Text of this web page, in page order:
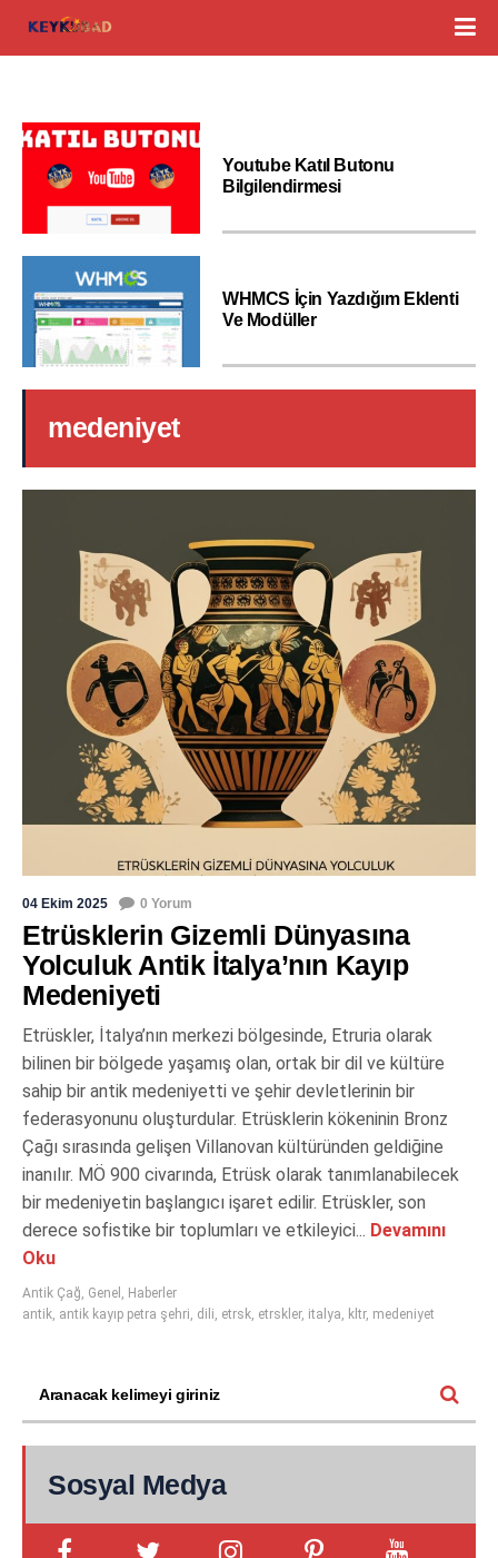
Youtube Katıl Butonu
Bilgilendirmesi
WHMCS İçin Yazdığım Eklenti
Ve Modüller
medeniyet
04 Ekim 2025 0 Yorum
Etrüsklerin Gizemli Dünyasına
Yolculuk Antik İtalya’nın Kayıp
Medeniyeti
Etrüskler, İtalya’nın merkezi bölgesinde, Etruria olarak
bilinen bir bölgede yaşamış olan, ortak bir dil ve kültüre
sahip bir antik medeniyetti ve şehir devletlerinin bir
federasyonunu oluşturdular. Etrüsklerin kökeninin Bronz
Çağı sırasında gelişen Villanovan kültüründen geldiğine
inanılır. MÖ 900 civarında, Etrüsk olarak tanımlanabilecek
bir medeniyetin başlangıcı işaret edilir. Etrüskler, son
derece sofistike bir toplumları ve etkileyici... Devamını
Oku
Antik Çağ, Genel , Haberler
antik, antik kayıp petra şehri, dili, etrsk, etrskler, italya, kltr, medeniyet
Sosyal Medya